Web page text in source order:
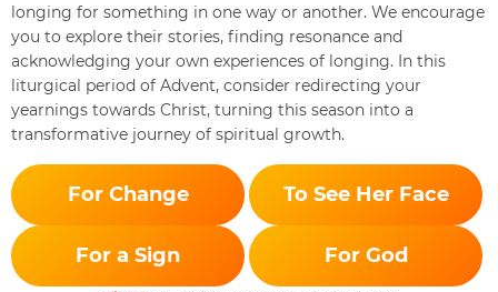
longing for something in one way or another. We encourage
you to explore their stories, finding resonance and
acknowledging your own experiences of longing. In this
liturgical period of Advent, consider redirecting your
yearnings towards Christ, turning this season into a
transformative journey of spiritual growth.
For Change To See Her Face
For a Sign For God